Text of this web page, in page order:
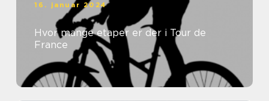
16. januar 2024
Hvor mange etaper er der i Tour de
France